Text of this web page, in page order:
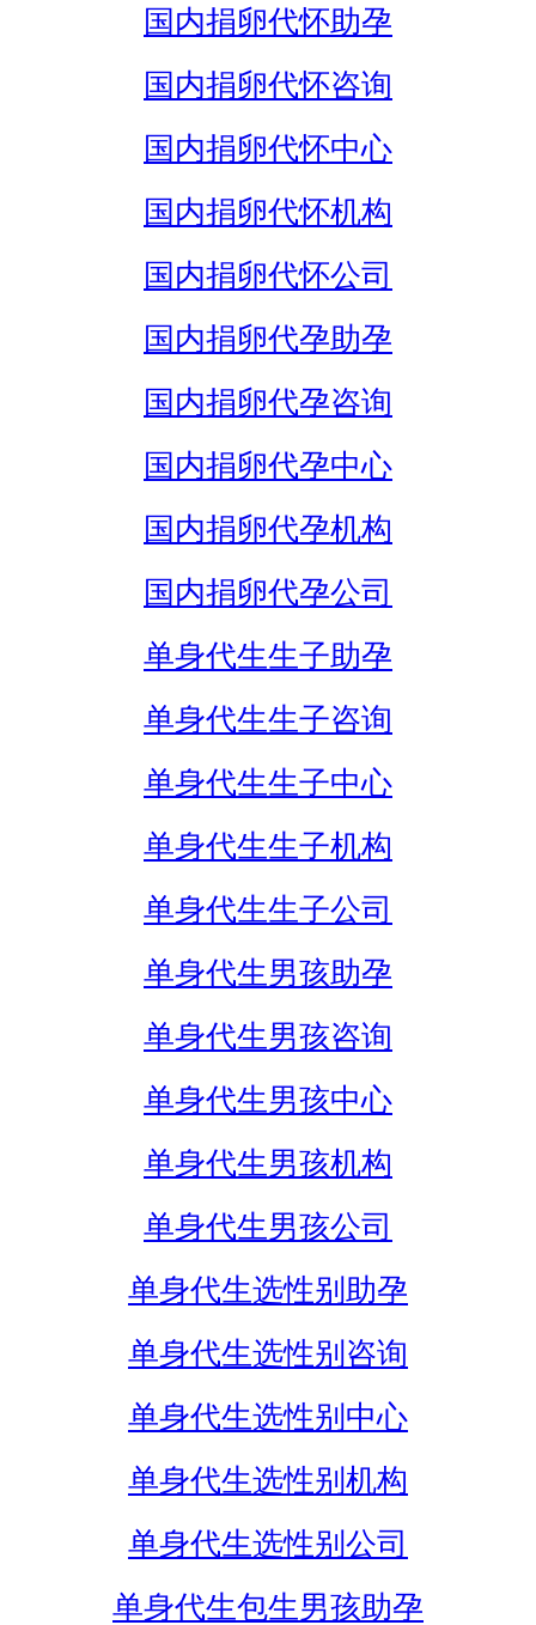
国内捐卵代怀助孕
国内捐卵代怀咨询
国内捐卵代怀中心
国内捐卵代怀机构
国内捐卵代怀公司
国内捐卵代孕助孕
国内捐卵代孕咨询
国内捐卵代孕中心
国内捐卵代孕机构
国内捐卵代孕公司
单身代生生子助孕
单身代生生子咨询
单身代生生子中心
单身代生生子机构
单身代生生子公司
单身代生男孩助孕
单身代生男孩咨询
单身代生男孩中心
单身代生男孩机构
单身代生男孩公司
单身代生选性别助孕
单身代生选性别咨询
单身代生选性别中心
单身代生选性别机构
单身代生选性别公司
单身代生包生男孩助孕